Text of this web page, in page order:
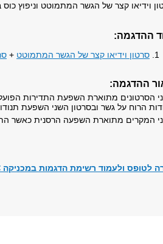
וידיאו קצר של הגשר המתמוטט וניפוץ כוס
ההדגמה:​​
סרטון וידיאו קצר של הגשר המתמוטט +
ההדגמה:​
הסרטונים מתוארת השפעת התדירות
הרוח על גשר ובסרטון השני השפעת
המקרים מתוארת השפעה הרסנית כאשר
לטופס ולעמוד רשימת הדגמות במכניקה